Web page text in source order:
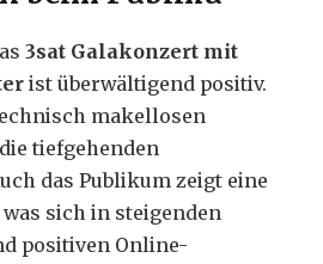
3sat Galakonzert mit
ist überwältigend positiv.
makellosen
tiefgehenden
das Publikum zeigt eine
sich in steigenden
positiven Online-